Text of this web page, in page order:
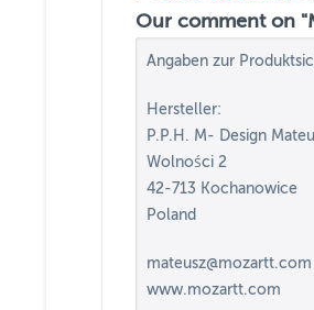
Our comment on
Angaben zur
Hersteller:
P.P.H. M- Design
Wolności 2
42-713 Kochanowice
Poland
mateusz@mozartt.com
www.mozartt.com